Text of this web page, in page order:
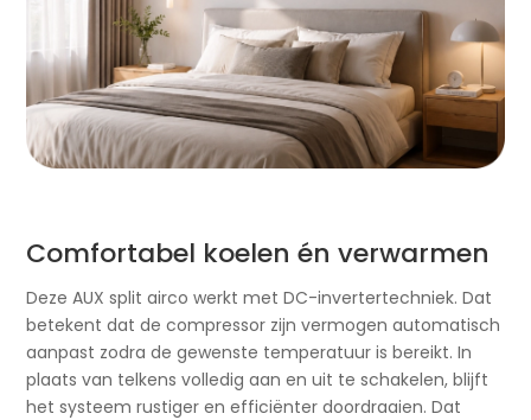
Comfortabel koelen én verwarmen
Deze AUX split airco werkt met DC-invertertechniek. Dat
betekent dat de compressor zijn vermogen automatisch
aanpast zodra de gewenste temperatuur is bereikt. In
plaats van telkens volledig aan en uit te schakelen, blijft
het systeem rustiger en efficiënter doordraaien. Dat